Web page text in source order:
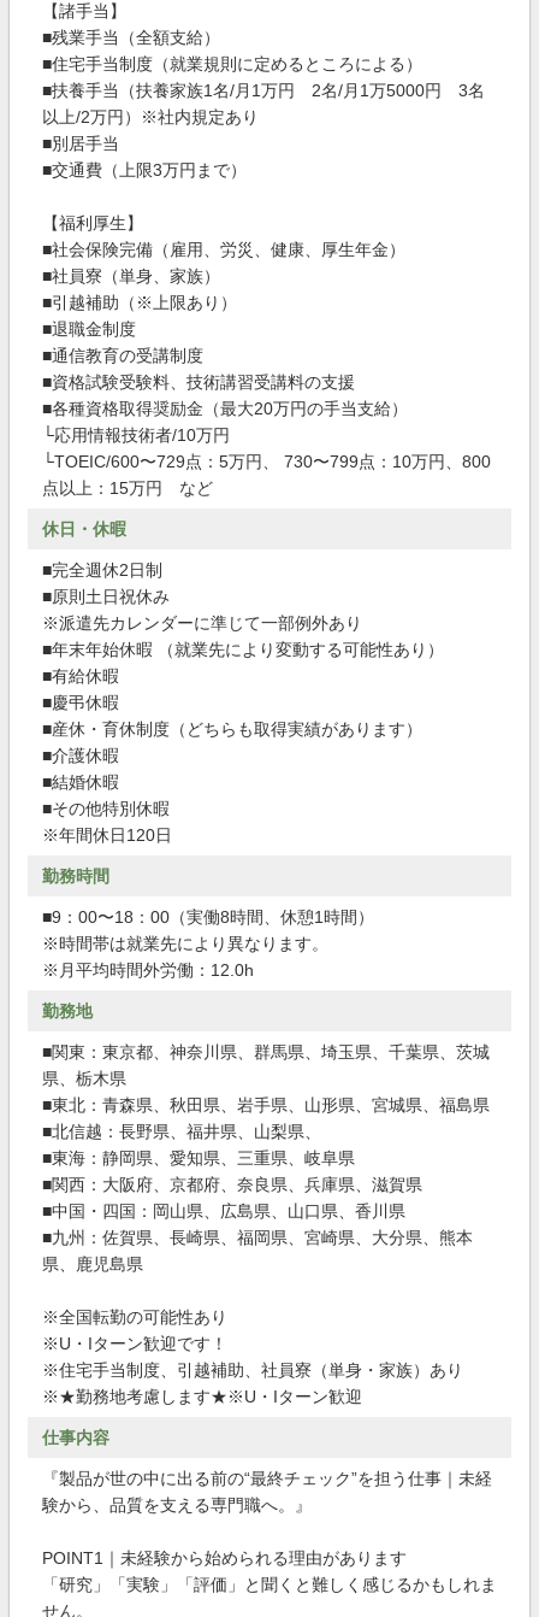
【諸手当】
■残業手当（全額支給）
■住宅手当制度（就業規則に定めるところによる）
■扶養手当（扶養家族1名/月1万円 2名/月1万5000円 3名
以上/2万円）※社内規定あり
■別居手当
■交通費（上限3万円まで）
【福利厚生】
■社会保険完備（雇用、労災、健康、厚生年金）
■社員寮（単身、家族）
■引越補助（※上限あり）
■退職金制度
■通信教育の受講制度
■資格試験受験料、技術講習受講料の支援
■各種資格取得奨励金（最大20万円の手当支給）
└応用情報技術者/10万円
└TOEIC/600〜729点：5万円、 730〜799点：10万円、800
点以上：15万円 など
休日・休暇
■完全週休2日制
■原則土日祝休み
※派遣先カレンダーに準じて一部例外あり
■年末年始休暇 （就業先により変動する可能性あり）
■有給休暇
■慶弔休暇
■産休・育休制度（どちらも取得実績があります）
■介護休暇
■結婚休暇
■その他特別休暇
※年間休日120日
勤務時間
■9：00〜18：00（実働8時間、休憩1時間）
※時間帯は就業先により異なります。
※月平均時間外労働：12.0h
勤務地
■関東：東京都、神奈川県、群馬県、埼玉県、千葉県、茨城
県、栃木県
■東北：青森県、秋田県、岩手県、山形県、宮城県、福島県
■北信越：長野県、福井県、山梨県、
■東海：静岡県、愛知県、三重県、岐阜県
■関西：大阪府、京都府、奈良県、兵庫県、滋賀県
■中国・四国：岡山県、広島県、山口県、香川県
■九州：佐賀県、長崎県、福岡県、宮崎県、大分県、熊本
県、鹿児島県
※全国転勤の可能性あり
※U・Iターン歓迎です！
※住宅手当制度、引越補助、社員寮（単身・家族）あり
※★勤務地考慮します★※U・Iターン歓迎
仕事内容
『製品が世の中に出る前の“最終チェック”を担う仕事｜未経
験から、品質を支える専門職へ。』
POINT1｜未経験から始められる理由があります
「研究」「実験」「評価」と聞くと難しく感じるかもしれま
せん。